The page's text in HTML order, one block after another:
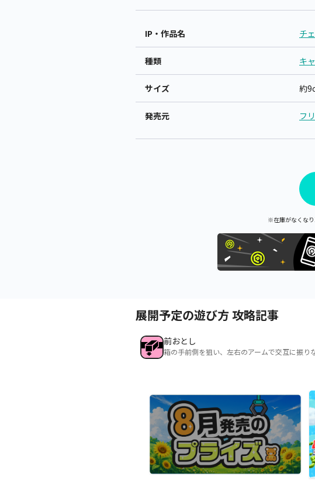
IP・作品名 チ
種類 キ
サイズ 約
発売元 フ
※在庫がなくなり
展開予定の遊び方 攻略記事
前おとし
箱の手前側を狙い、左右のアームで交互に振り